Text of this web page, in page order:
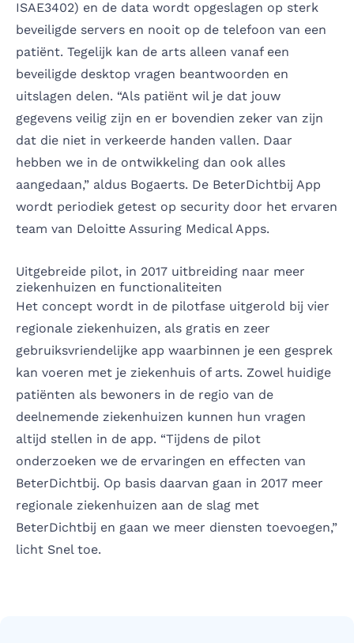
ISAE3402) en de data wordt opgeslagen op sterk
beveiligde servers en nooit op de telefoon van een
patiënt. Tegelijk kan de arts alleen vanaf een
beveiligde desktop vragen beantwoorden en
uitslagen delen. “Als patiënt wil je dat jouw
gegevens veilig zijn en er bovendien zeker van zijn
dat die niet in verkeerde handen vallen. Daar
hebben we in de ontwikkeling dan ook alles
aangedaan,” aldus Bogaerts. De BeterDichtbij App
wordt periodiek getest op security door het ervaren
team van Deloitte Assuring Medical Apps.
Uitgebreide pilot, in 2017 uitbreiding naar meer
ziekenhuizen en functionaliteiten
Het concept wordt in de pilotfase uitgerold bij vier
regionale ziekenhuizen, als gratis en zeer
gebruiksvriendelijke app waarbinnen je een gesprek
kan voeren met je ziekenhuis of arts. Zowel huidige
patiënten als bewoners in de regio van de
deelnemende ziekenhuizen kunnen hun vragen
altijd stellen in de app. “Tijdens de pilot
onderzoeken we de ervaringen en effecten van
BeterDichtbij. Op basis daarvan gaan in 2017 meer
regionale ziekenhuizen aan de slag met
BeterDichtbij en gaan we meer diensten toevoegen,”
licht Snel toe.